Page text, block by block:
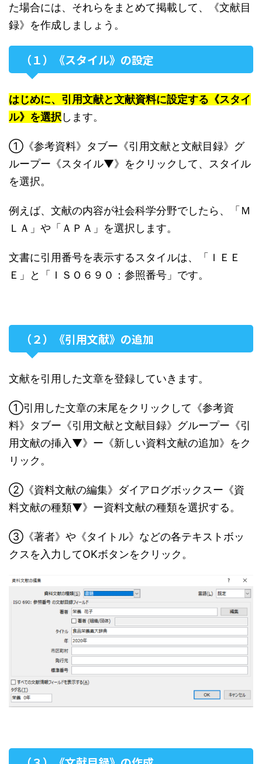
た場合には、それらをまとめて掲載して、《文献目
録》を作成しましょう。
（１）《スタイル》の設定
はじめに、引用文献と文献資料に設定する《スタイ
ル》を選択 します。
①《参考資料》タブー《引用文献と文献目録》グ
ループー《スタイル▼》をクリックして、スタイル
を選択。
例えば、文献の内容が社会科学分野でしたら、「Ｍ
ＬＡ」や「ＡＰＡ」を選択します。
文書に引用番号を表示するスタイルは、「ＩＥＥ
Ｅ」と「ＩＳＯ６９０：参照番号」です。
（２）《引用文献》の追加
文献を引用した文章を登録していきます。
①引用した文章の末尾をクリックして《参考資
料》タブー《引用文献と文献目録》グループー《引
用文献の挿入▼》ー《新しい資料文献の追加》をク
リック。
②《資料文献の編集》ダイアログボックスー《資
料文献の種類▼》ー資料文献の種類を選択する。
③《著者》や《タイトル》などの各テキストボッ
クスを入力してOKボタンをクリック。